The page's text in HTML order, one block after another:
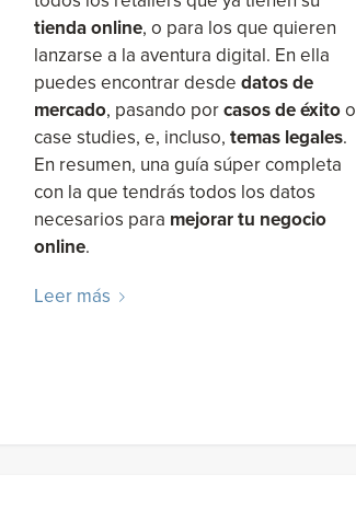
tienda online, o para los que quieren
lanzarse a la aventura digital. En ella
puedes encontrar desdedatos de
mercado, pasando porcasos de éxitoo
case studies, e, incluso, temas legales.
En resumen, una guía súper completa
con la que tendrás todos los datos
necesarios para mejorar tu negocio
online.
Leer más